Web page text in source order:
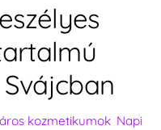
kozmetikumok, Napi